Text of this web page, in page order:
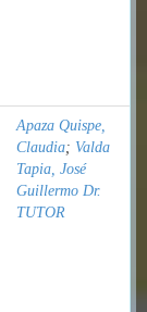
Apaza Quispe,
Claudia; Valda
Tapia, José
Guillermo Dr.
TUTOR